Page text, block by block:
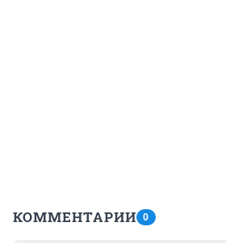
КОММЕНТАРИИ 0